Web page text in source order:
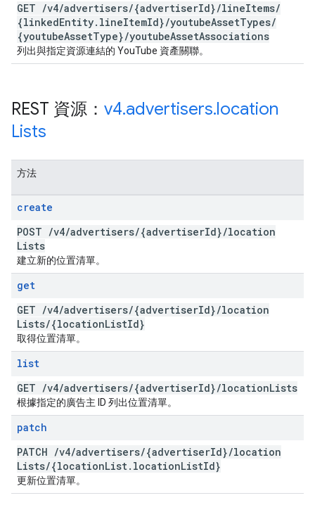
GET /v4/advertisers/{advertiserId}/lineItems/
{linkedEntity. lineItemId}/youtubeAssetTypes/
{youtubeAssetType}/youtubeAssetAssociations
列出與指定資源連結的 YouTube 資產關聯。
REST 資源： v4.advertisers.location
Lists
方法
create
POST /v4/advertisers/{advertiserId}/location
Lists
建立新的位置清單。
get
GET /v4/advertisers/{advertiserId}/location
Lists/{locationListId}
取得位置清單。
list
GET /v4/advertisers/{advertiserId}/locationLists
根據指定的廣告主 ID 列出位置清單。
patch
PATCH /v4/advertisers/{advertiserId}/location
Lists/{locationList. locationListId}
更新位置清單。